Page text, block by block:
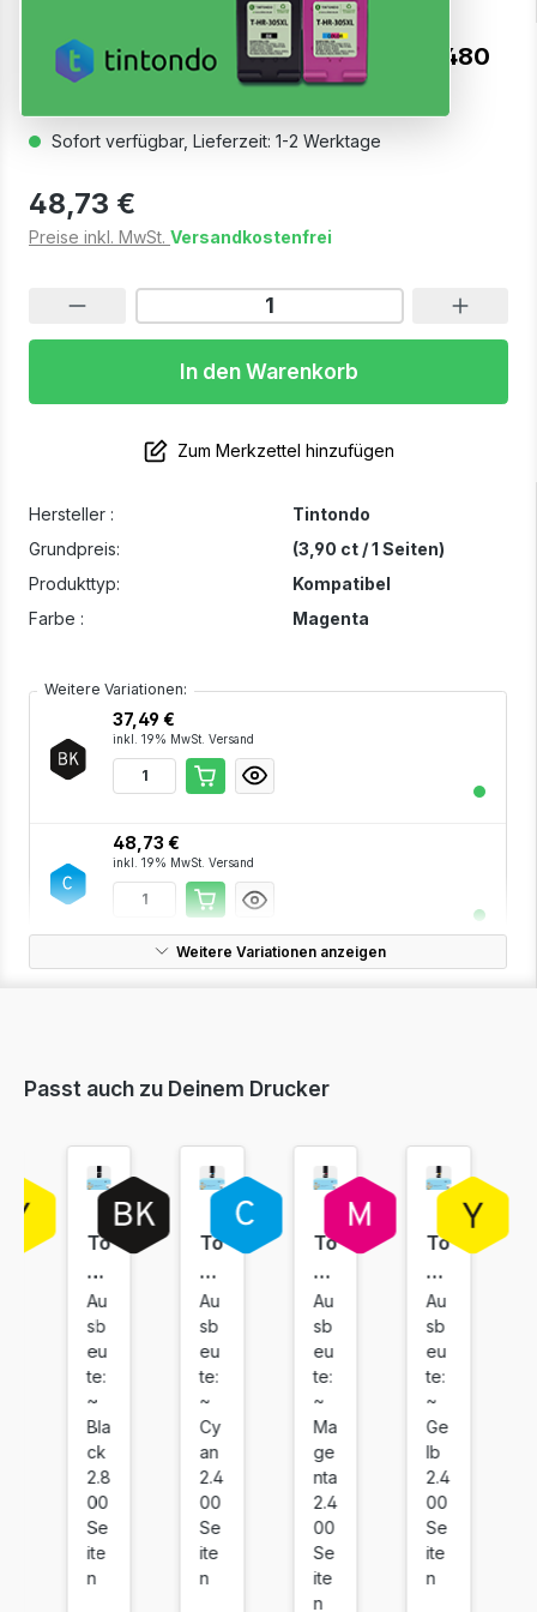
Hersteller :
Tintondo
Grundpreis:
(3,90 ct / 1 Seiten)
Produkttyp:
Kompatibel
Farbe :
Magenta
Weitere Variationen:
37,49 €
inkl. 19% MwSt. Versand
48,73 €
inkl. 19% MwSt. Versand
48,73 €
146,94 €
Weitere Variationen anzeigen
Toner kompatibel für Kyocera TK-5480
Magenta
Sofort verfügbar, Lieferzeit: 1-2 Werktage
48,73 €
Preise inkl. MwSt. Versandkostenfrei
In den Warenkorb
Zum Merkzettel hinzufügen
Passt auch zu Deinem Drucker
To
ne
r
ko
m
pa
tib
el
fü
r
Ky
oc
er
Au
sb
eu
te:
~
Bla
ck
2.8
00
Se
ite
n
To
ne
r
ko
m
pa
tib
el
fü
r
Ky
oc
er
Au
sb
eu
te:
~
Cy
an
2.4
00
Se
ite
n
To
ne
r
ko
m
pa
tib
el
fü
r
Ky
oc
er
Au
sb
eu
te:
~
Ma
ge
nta
2.4
00
Se
ite
n
To
ne
r
ko
m
pa
tib
el
fü
r
Ky
oc
er
Au
sb
eu
te:
~
Ge
lb
2.4
00
Se
ite
n